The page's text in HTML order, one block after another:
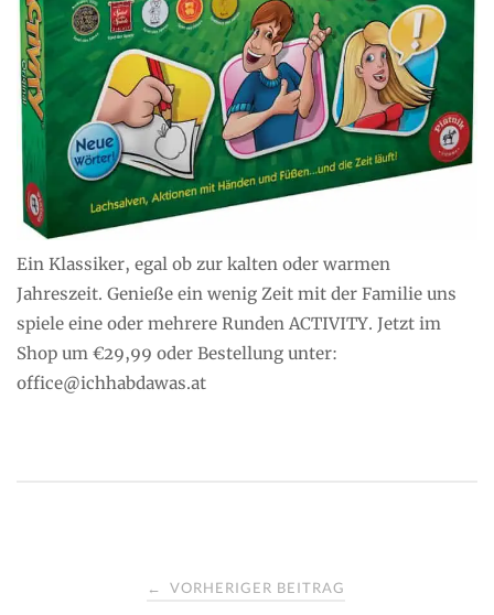
Ein Klassiker, egal ob zur kalten oder warmen
Jahreszeit. Genieße ein wenig Zeit mit der Familie uns
spiele eine oder mehrere Runden ACTIVITY. Jetzt im
Shop um €29,99 oder Bestellung unter:
office@ichhabdawas.at
← VORHERIGER BEITRAG